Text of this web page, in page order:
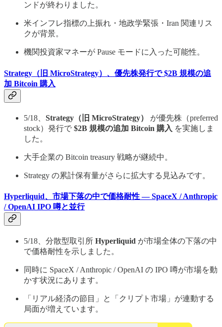
ンドが終わりました。
米インフレ指標の上振れ・地政学緊張・Iran 関連リス
クが背景。
機関投資家マネーが Pause モードに入った可能性。
Strategy（旧 MicroStrategy）、優先株発行で $2B 規模の追
加 Bitcoin 購入
5/18、 Strategy（旧 MicroStrategy）
が優先株（preferred
stock）発行で $2B 規模の追加 Bitcoin 購入 を実施しま
した。
大手企業の Bitcoin treasury 戦略が継続中。
Strategy の累計保有量がさらに拡大する見込みです。
Hyperliquid、市場下落の中で価格耐性 — SpaceX / Anthropic
/ OpenAI IPO 噂と並行
5/18、分散型取引所 Hyperliquid が市場全体の下落の中
で価格耐性を示しました。
同時に SpaceX / Anthropic / OpenAI の IPO 噂が市場を動
かす状況にあります。
「リアル経済の節目」と「クリプト市場」が連動する
局面が増えています。